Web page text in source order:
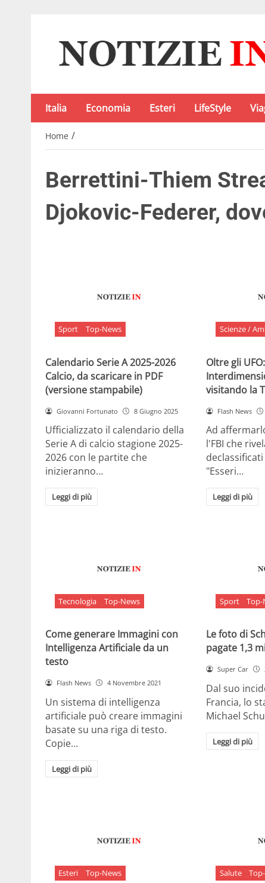
Italia Economia Esteri LifeStyle
Home /
Berrettini-Thiem
Djokovic-Federer,
Sport Top-News
Calendario Serie A 2025-2026
Calcio, da scaricare in PDF
(versione stampabile)
Giovanni Fortunato 8 Giugno 2025
Ufficializzato il calendario della
Serie A di calcio stagione 2025-
2026 con le partite che
inizieranno…
Leggi di più
Scienze /
Oltre gli
visitando la
Flash News
Ad
l'FBI che
"Esseri…
Leggi di più
Tecnologia Top-News
Come generare Immagini con
Intelligenza Artificiale da un
testo
Flash News 4 Novembre 2021
Un sistema di intelligenza
artificiale può creare immagini
basate su una riga di testo.
Copie…
Leggi di più
Sport Top-
Le foto di
pagate 1,3
Super Car
Dal suo
Francia, lo
Michael
Leggi di più
Esteri Top-News Salute